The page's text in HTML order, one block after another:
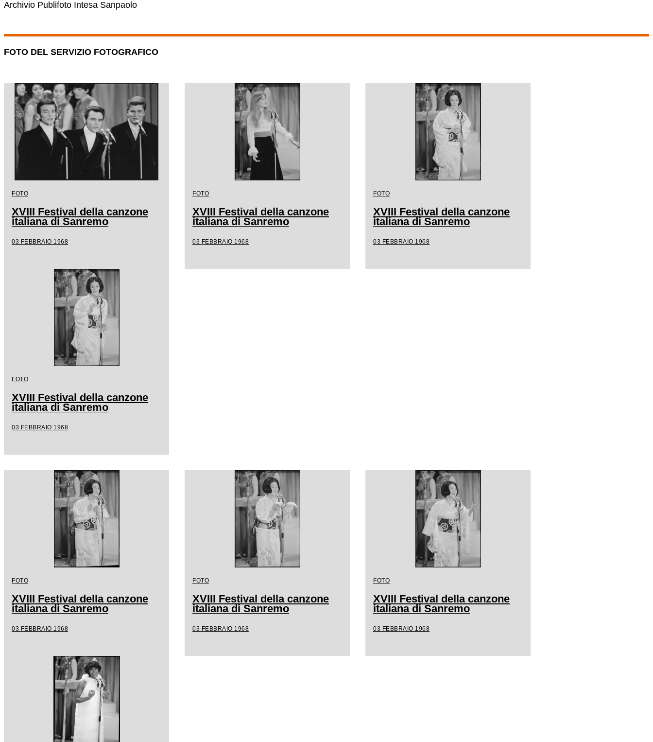
Archivio Publifoto Intesa Sanpaolo
FOTO DEL SERVIZIO FOTOGRAFICO
FOTO
XVIII Festival della canzone
italiana di Sanremo
03 FEBBRAIO 1968
FOTO
XVIII Festival della canzone
italiana di Sanremo
03 FEBBRAIO 1968
FOTO
XVIII Festival della canzone
italiana di Sanremo
03 FEBBRAIO 1968
FOTO
XVIII Festival della canzone
italiana di Sanremo
03 FEBBRAIO 1968
FOTO
XVIII Festival della canzone
italiana di Sanremo
03 FEBBRAIO 1968
FOTO
XVIII Festival della canzone
italiana di Sanremo
03 FEBBRAIO 1968
FOTO
XVIII Festival della canzone
italiana di Sanremo
03 FEBBRAIO 1968